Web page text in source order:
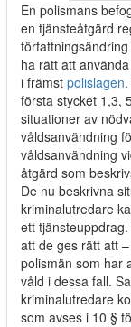
En polismans
en tjänsteåtgärd
ha rätt att
i främst polislagen
första stycket 1,3,
situationer av
våldsanvändning
våldsanvändning
åtgärd som
De nu beskrivna
kriminalutredare
ett
att de ges rätt att
polismän som har
våld i dessa fall.
kriminalutredare
som avses i 10 §